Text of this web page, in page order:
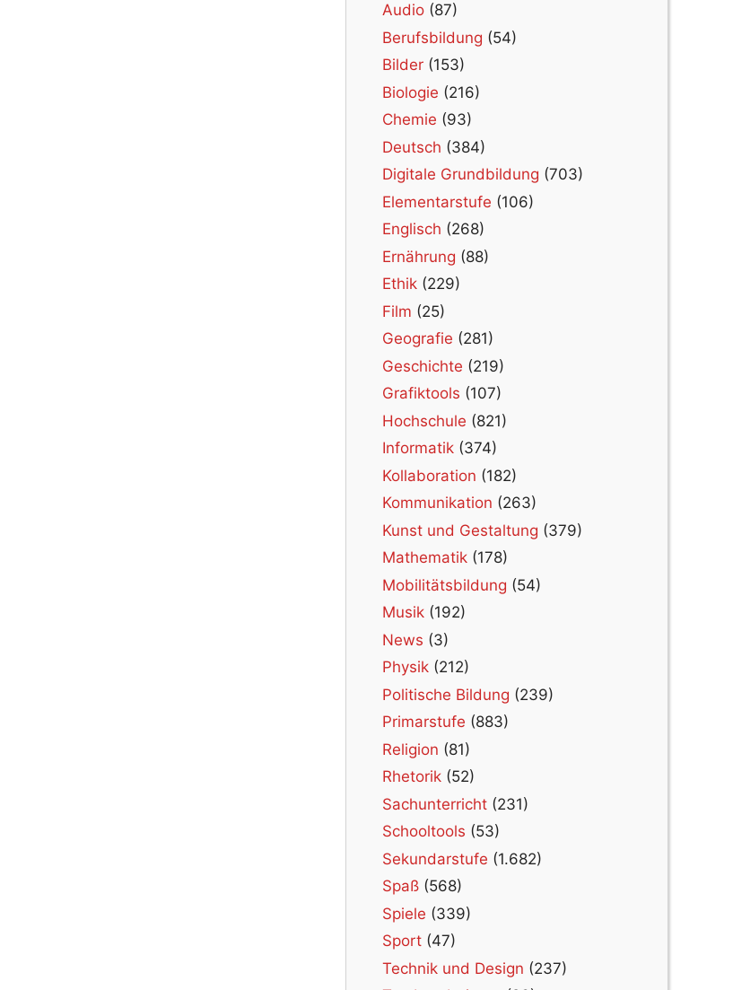
Audio (87)
Berufsbildung (54)
Bilder (153)
Biologie (216)
Chemie (93)
Deutsch (384)
Digitale Grundbildung (703)
Elementarstufe (106)
Englisch (268)
Ernährung (88)
Ethik (229)
Film (25)
Geografie (281)
Geschichte (219)
Grafiktools (107)
Hochschule (821)
Informatik (374)
Kollaboration (182)
Kommunikation (263)
Kunst und Gestaltung (379)
Mathematik (178)
Mobilitätsbildung (54)
Musik (192)
News (3)
Physik (212)
Politische Bildung (239)
Primarstufe (883)
Religion (81)
Rhetorik (52)
Sachunterricht (231)
Schooltools (53)
Sekundarstufe (1.682)
Spaß (568)
Spiele (339)
Sport (47)
Technik und Design (237)